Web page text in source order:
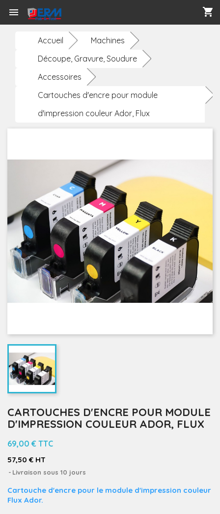
 shopping_cart
Accueil
Machines
Découpe, Gravure, Soudure
Accessoires
Cartouches d'encre pour module
d'impression couleur Ador, Flux
CARTOUCHES D'ENCRE POUR MODULE
D'IMPRESSION COULEUR ADOR, FLUX
69,00 € TTC
57,50 € HT
Livraison sous 10 jours
Cartouche d'encre pour le module d'impression couleur
Flux Ador.